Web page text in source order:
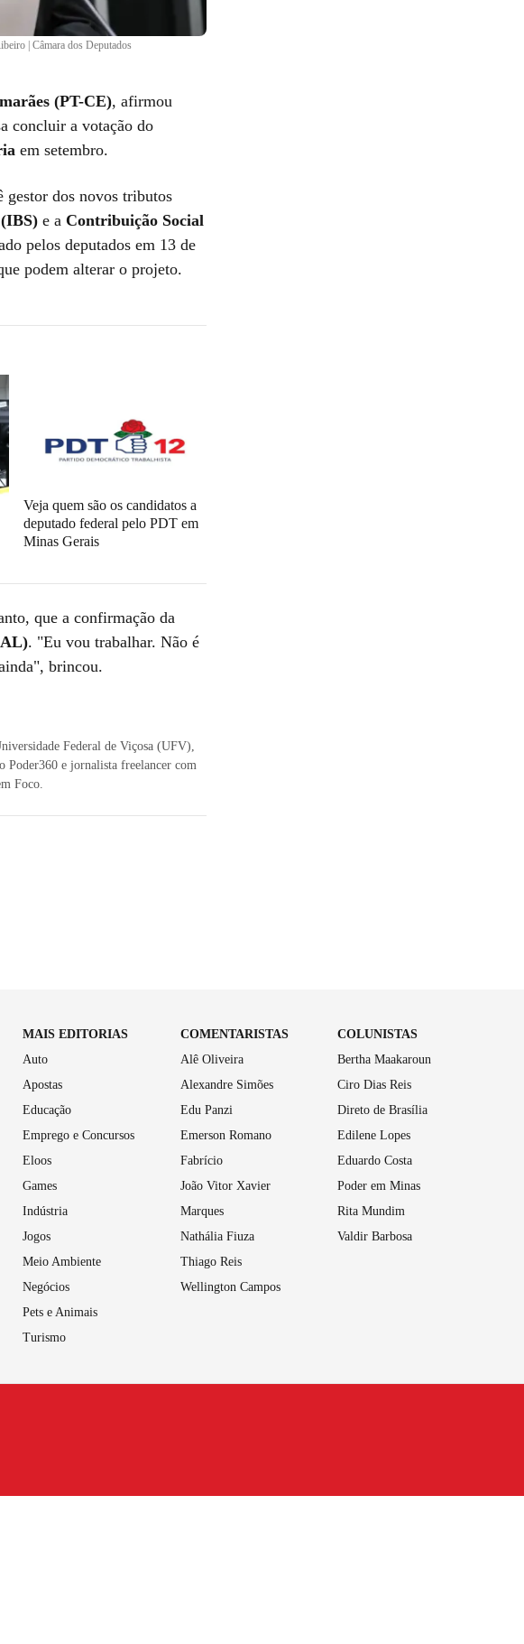
| Câmara dos Deputados
(PT-CE), afirmou
concluir a votação do
em setembro.
gestor dos novos tributos
e a Contribuição Social
pelos deputados em 13 de
podem alterar o projeto.
Veja quem são os candidatos a
deputado federal pelo PDT em
Minas Gerais
que a confirmação da
. "Eu vou trabalhar. Não é
brincou.
Federal de Viçosa (UFV),
Poder360 e jornalista freelancer com
Foco.
MAIS EDITORIAS
Auto
Apostas
Educação
Emprego e Concursos
Eloos
Games
Indústria
Jogos
Meio Ambiente
Negócios
Pets e Animais
Turismo
COMENTARISTAS
Alê Oliveira
Alexandre Simões
Edu Panzi
Emerson Romano
Fabrício
João Vitor Xavier
Marques
Nathália Fiuza
Thiago Reis
Wellington Campos
COLUNISTAS
Bertha Maakaroun
Ciro Dias Reis
Direto de Brasília
Edilene Lopes
Eduardo Costa
Poder em Minas
Rita Mundim
Valdir Barbosa